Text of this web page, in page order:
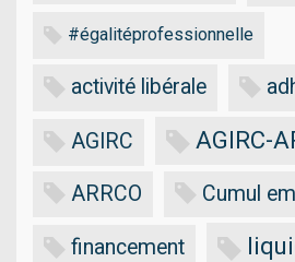
#égalitéprofessionnelle
activité libérale
AGIRC AGIRC-
ARRCO Cumul
financement